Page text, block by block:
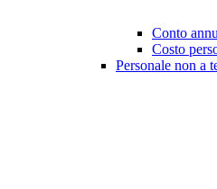
Conto
Costo
Personale non a